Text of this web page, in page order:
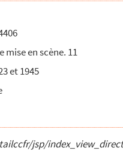
L...
mise en scène. 11
et 1945
jsp/